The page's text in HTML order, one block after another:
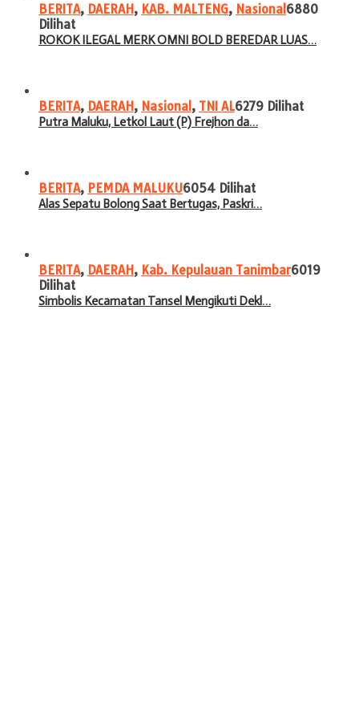
BERITA, DAERAH, KAB. MALTENG, Nasional 6880
Dilihat
ROKOK ILEGAL MERK OMNI BOLD BEREDAR LUAS…
BERITA, DAERAH, Nasional , TNI AL6279 Dilihat
Putra Maluku, Letkol Laut (P) Frejhon da…
BERITA, PEMDA MALUKU6054 Dilihat
Alas Sepatu Bolong Saat Bertugas, Paskri…
BERITA, DAERAH, Kab. Kepulauan Tanimbar6019
Dilihat
Simbolis Kecamatan Tansel Mengikuti Dekl…